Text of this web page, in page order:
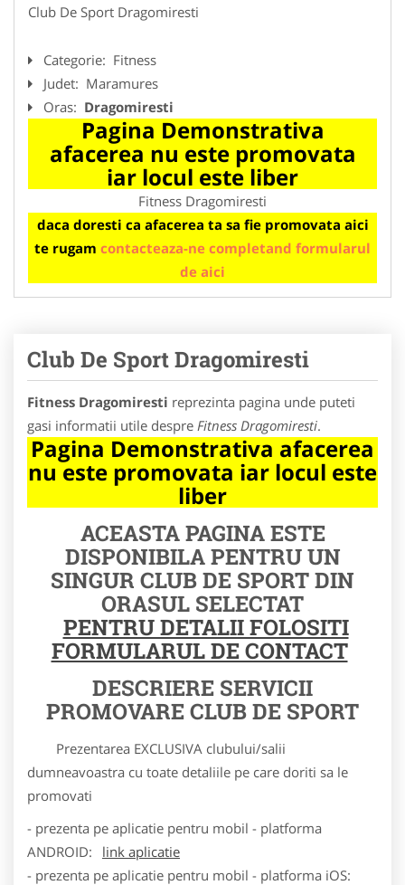
Club De Sport Dragomiresti
Categorie: Fitness
Judet: Maramures
Oras: Dragomiresti
Pagina Demonstrativa
afacerea nu este promovata
iar locul este liber
Fitness Dragomiresti
daca doresti ca afacerea ta sa fie promovata aici
te rugam contacteaza-ne completand formularul
de aici
Club De Sport Dragomiresti
Fitness Dragomiresti reprezinta pagina unde puteti
gasi informatii utile despre Fitness Dragomiresti.
Pagina Demonstrativa afacerea
nu este promovata iar locul este
liber
ACEASTA PAGINA ESTE
DISPONIBILA PENTRU UN
SINGUR CLUB DE SPORT DIN
ORASUL SELECTAT
PENTRU DETALII FOLOSITI
FORMULARUL DE CONTACT
DESCRIERE SERVICII
PROMOVARE CLUB DE SPORT
Prezentarea EXCLUSIVA clubului/salii
dumneavoastra cu toate detaliile pe care doriti sa le
promovati
- prezenta pe aplicatie pentru mobil - platforma
ANDROID:
link aplicatie
- prezenta pe aplicatie pentru mobil - platforma iOS: